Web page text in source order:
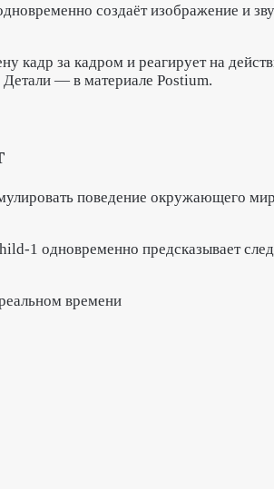
создаёт изображение и
кадр за кадром и реагирует на
Детали — в материале Postium.
поведение окружающего
1 одновременно предсказывает